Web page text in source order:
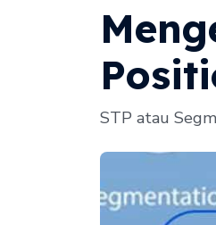
STP atau